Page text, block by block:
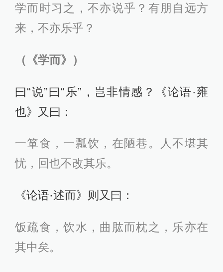
学而时习之，不亦说乎？有朋自远方
来，不亦乐乎？
（《学而》）
曰“说”曰“乐”，岂非情感？《论语·雍
也》又曰：
一箪食，一瓢饮，在陋巷。人不堪其
忧，回也不改其乐。
《论语·述而》则又曰：
饭疏食，饮水，曲肱而枕之，乐亦在
其中矣。